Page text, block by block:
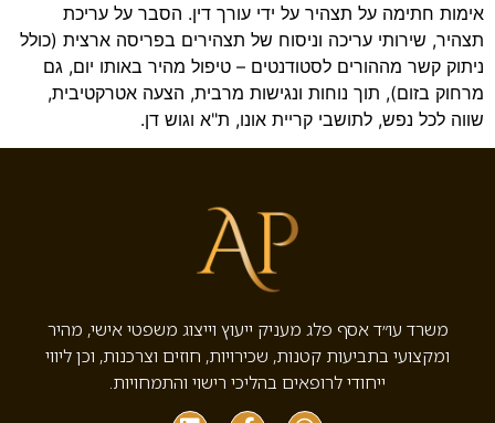
אימות חתימה על תצהיר על ידי עורך דין. הסבר על עריכת
תצהיר, שירותי עריכה וניסוח של תצהירים בפריסה ארצית (כולל
ניתוק קשר מההורים לסטודנטים – טיפול מהיר באותו יום, גם
מרחוק בזום), תוך נוחות ונגישות מרבית, הצעה אטרקטיבית,
שווה לכל נפש, לתושבי קריית אונו, ת"א וגוש דן.
משרד עו״ד אסף פלג מעניק ייעוץ וייצוג משפטי אישי, מהיר
ומקצועי בתביעות קטנות, שכירויות, חוזים וצרכנות, וכן ליווי
ייחודי לרופאים בהליכי רישוי והתמחויות.